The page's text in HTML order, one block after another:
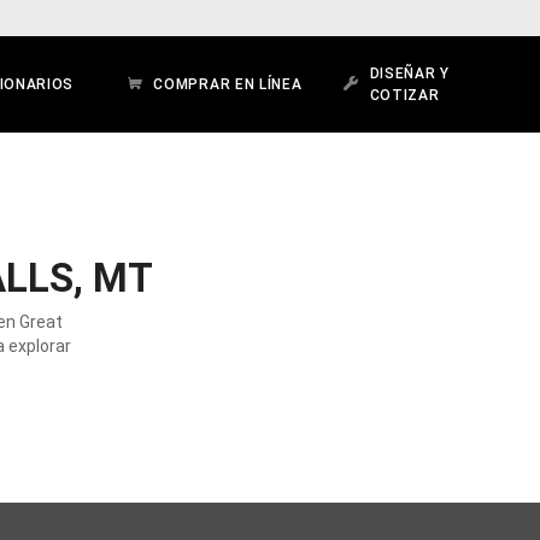
COMPRAR EN LÍNEA
DISEÑAR Y
COTIZAR
MT
Great
explorar